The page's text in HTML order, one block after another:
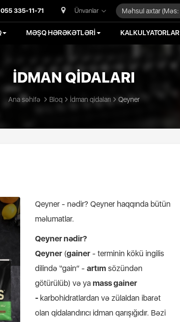
055 335-11-71 Ünvanlar
MƏŞQ HƏRƏKƏTLƏRİ KALKULYATORLAR
İDMAN QİDALARI
Ana səhifə Bloq İdman qidaları Qeyner
Qeyner - nədir? Qeyner haqqında bütün
məlumatlar.
Qeyner nədir?
Qeyner (gainer - terminin kökü ingilis
dilində “gain” - artım sözündən
götürülüb) və ya mass gainer
- karbohidratlardan və zülaldan ibarət
olan qidalandırıcı idman qarışığıdır. Bəzi